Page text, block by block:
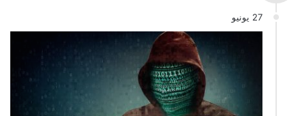
27 يونيو